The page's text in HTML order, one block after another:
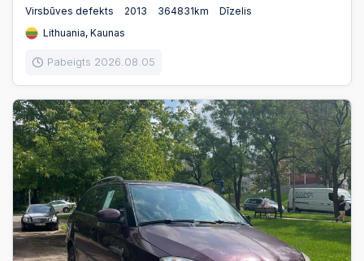
Virsbūves defekts 2013 364831km
Dīzelis
Lithuania, Kaunas
Pabeigts 2026.08.05